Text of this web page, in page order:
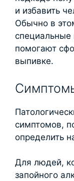
и избавить
Обычно в
специальные
помогают
выпивке.
симптомов,
определить
Для людей,
запойного